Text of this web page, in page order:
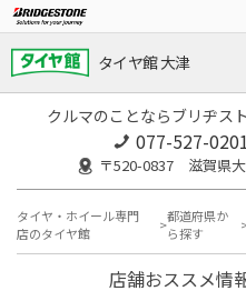
タイヤ館 大津
クルマのことならブリヂス
077-527-0201
〒520-0837 滋賀県
タイヤ・ホイール専門
店のタイヤ館
都道府県か
ら探す
店舗おススメ情